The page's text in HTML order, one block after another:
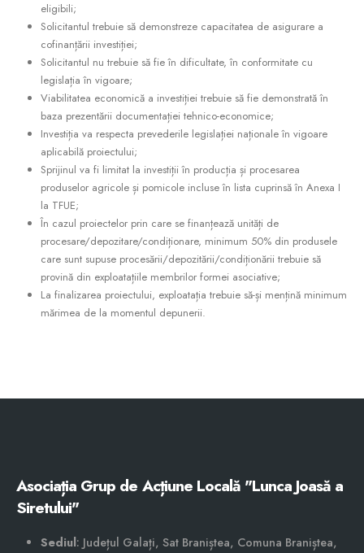
eligibili;
Solicitantul trebuie să demonstreze capacitatea de asigurare a
cofinanțării investiției;
Solicitantul nu trebuie să fie în dificultate, în conformitate cu
legislația în vigoare;
Viabilitatea economică a investiției trebuie să fie demonstrată în
baza prezentării documentației tehnico-economice;
Investiția va respecta prevederile legislației naționale în vigoare
aplicabilă proiectului;
Sprijinul va fi limitat la investiții în producția și procesarea
produselor agricole și pomicole incluse în lista cuprinsă în Anexa I
la TFUE;
În cazul proiectelor prin care se finanțează unități de
procesare/depozitare/condiționare, minimum 50% din produsele
care sunt supuse procesării/depozitării/condiționării trebuie să
provină din exploatațiile membrilor formei asociative;
La finalizarea proiectului, exploatația trebuie să-și mențină minimum
mărimea de la momentul depunerii.
Asociația Grup de Acțiune Locală "Lunca Joasă a
Siretului"
Sediul: Județul Galați, Sat Braniștea, Comuna Braniștea,